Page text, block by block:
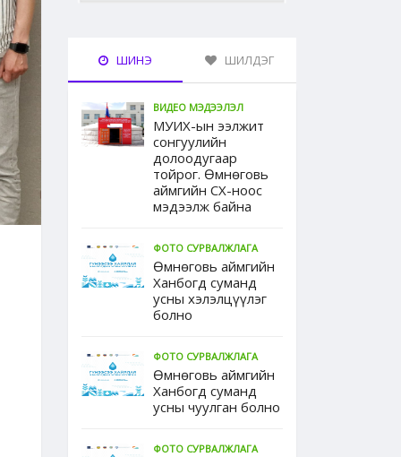
ШИНЭ ШИЛДЭГ
ВИДЕО МЭДЭЭЛЭЛ
МУИХ-ын ээлжит
сонгуулийн
долоодугаар
тойрог. Өмнөговь
аймгийн СХ-ноос
мэдээлж байна
ФОТО СУРВАЛЖЛАГА
Өмнөговь аймгийн
Ханбогд суманд
усны хэлэлцүүлэг
болно
ФОТО СУРВАЛЖЛАГА
Өмнөговь аймгийн
Ханбогд суманд
усны чуулган болно
ФОТО СУРВАЛЖЛАГА